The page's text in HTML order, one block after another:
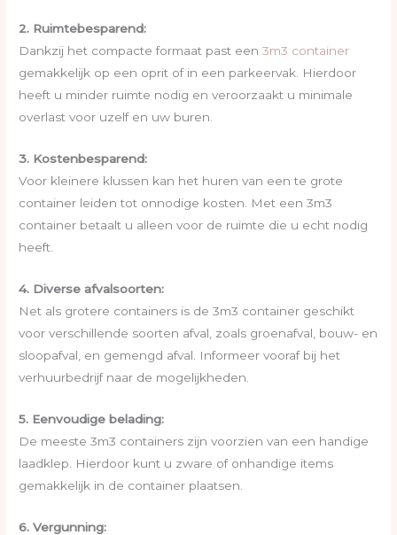
2. Ruimtebesparend:
Dankzij het compacte formaat past een3m3 container
gemakkelijk op een oprit of in een parkeervak. Hierdoor
heeft u minder ruimte nodig en veroorzaakt u minimale
overlast voor uzelf en uw buren.
3. Kostenbesparend:
Voor kleinere klussen kan het huren van een te grote
container leiden tot onnodige kosten. Met een 3m3
container betaalt u alleen voor de ruimte die u echt nodig
heeft.
4. Diverse afvalsoorten:
Net als grotere containers is de 3m3 container geschikt
voor verschillende soorten afval, zoals groenafval, bouw- en
sloopafval, en gemengd afval. Informeer vooraf bij het
verhuurbedrijf naar de mogelijkheden.
5. Eenvoudige belading:
De meeste 3m3 containers zijn voorzien van een handige
laadklep. Hierdoor kunt u zware of onhandige items
gemakkelijk in de container plaatsen.
6. Vergunning: